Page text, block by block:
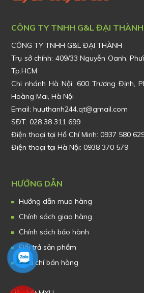
CÔNG TY TNHH G&L ĐẠI THÀNH
CÔNG TY TNHH G&L ĐẠI THÀNH
Trụ sở chính: 409/33 Nguyễn Oanh,
Tp.HCM
Chi nhánh Hà Nội: 600 Trương Định,
Hoàng Mai, Hà Nội
Email: huuthanh244.qt@gmail.com
SĐT: 028 38 311 699
Điện thoại tại Hồ Chí Minh: 0937 580
Điện thoại tại Hà Nội: 0938 370 579
HƯỚNG DẪN
Hướng dẫn mua hàng
Chính sách giao hàng
Chính sách bảo hành
Đổi trả sản phẩm
Tiêu chí bán hàng